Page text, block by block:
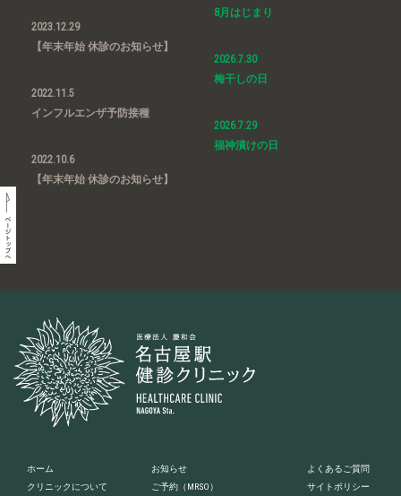
2023.12.29
【年末年始 休診のお知らせ】
2022.11.5
インフルエンザ予防接種
2022.10.6
【年末年始 休診のお知らせ】
8月はじまり
2026.7.30
梅干しの日
2026.7.29
福神漬けの日
ホーム
クリニックについて
お知らせ
ご予約 （MRSO）
よくあるご質問
サイトポリシー